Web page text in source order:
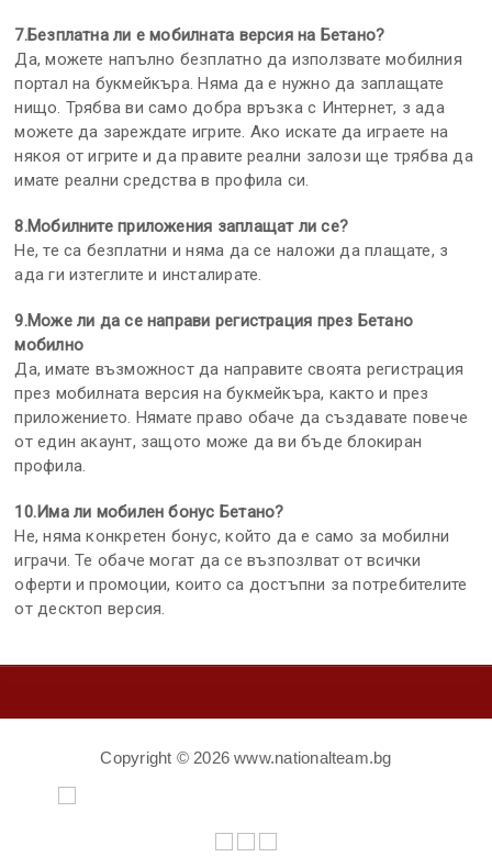
7.Безплатна ли е мобилната версия на Бетано?
Да, можете напълно безплатно да използвате мобилния
портал на букмейкъра. Няма да е нужно да заплащате
нищо. Трябва ви само добра връзка с Интернет, з ада
можете да зареждате игрите. Ако искате да играете на
някоя от игрите и да правите реални залози ще трябва да
имате реални средства в профила си.
8.Мобилните приложения заплащат ли се?
Не, те са безплатни и няма да се наложи да плащате, з
ада ги изтеглите и инсталирате.
9.Може ли да се направи регистрация през Бетано
мобилно
Да, имате възможност да направите своята регистрация
през мобилната версия на букмейкъра, както и през
приложението. Нямате право обаче да създавате повече
от един акаунт, защото може да ви бъде блокиран
профила.
10.Има ли мобилен бонус Бетано?
Не, няма конкретен бонус, който да е само за мобилни
играчи. Те обаче могат да се възпозлват от всички
оферти и промоции, които са достъпни за потребителите
от десктоп версия.
Copyright © 2026 www.nationalteam.bg